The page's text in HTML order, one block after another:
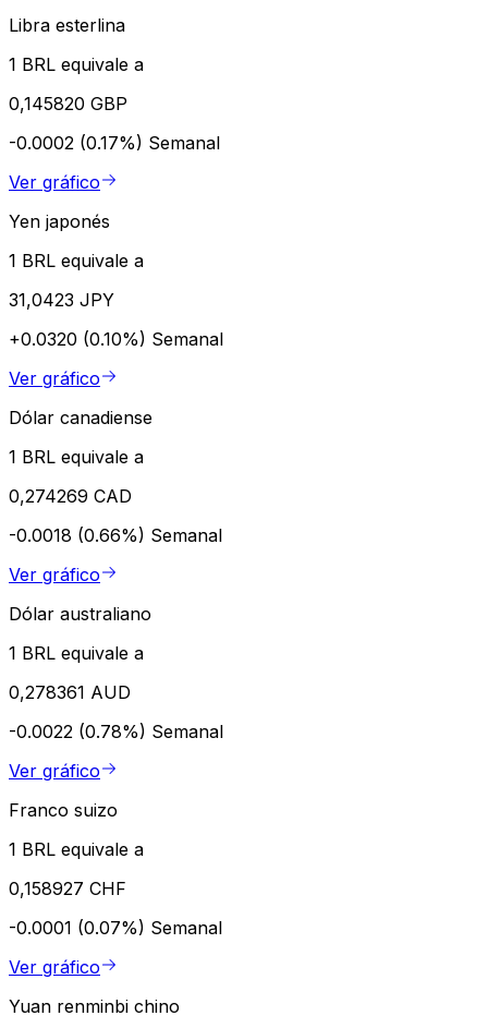
Libra esterlina
1 BRL equivale a
0,145820 GBP
-0.0002 (0.17%) Semanal
Ver gráfico
Yen japonés
1 BRL equivale a
31,0423 JPY
+0.0320 (0.10%) Semanal
Ver gráfico
Dólar canadiense
1 BRL equivale a
0,274269 CAD
-0.0018 (0.66%) Semanal
Ver gráfico
Dólar australiano
1 BRL equivale a
0,278361 AUD
-0.0022 (0.78%) Semanal
Ver gráfico
Franco suizo
1 BRL equivale a
0,158927 CHF
-0.0001 (0.07%) Semanal
Ver gráfico
Yuan renminbi chino